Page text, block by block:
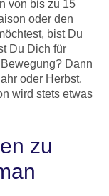
von bis zu 15
oder den
bist Du
Du Dich für
Dann
oder Herbst.
wird stets etwas
zu